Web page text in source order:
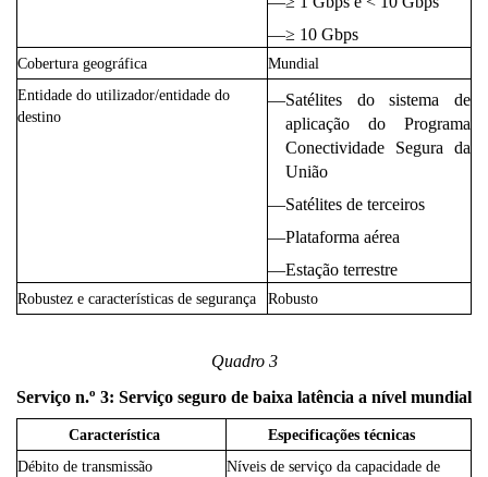
—≥ 10 Gbps
Cobertura geográfica
Mundial
Entidade do utilizador/entidade do
destino
—Satélites do sistema de
aplicação do Programa
Conectividade Segura da
União
—Satélites de terceiros
—Plataforma aérea
—Estação terrestre
Robustez e características de segurança Robusto
Quadro 3
Serviço n.o 3: Serviço seguro de baixa latência a nível mundial
Característica
Especificações técnicas
Débito de transmissão
Níveis de serviço da capacidade de